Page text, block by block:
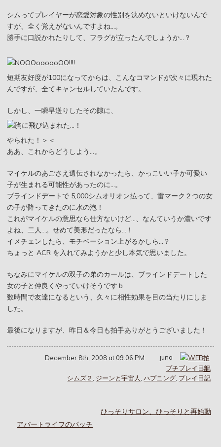
シムってプレイヤーが恋愛対象の性別を決めないといけないんで
すが、全く覚えがないんですよね…。
勝手に口説かれたりして、フラグが立ったんでしょうか…？
短期友好度が100になってからは、こんなコマンドが次々に現れた
んですが、全てキャンセルしていたんです。
しかし、一瞬早送りしたその隙に、
やられた！＞＜
ああ、これからどうしよう…。
マイケルのあごさえ遺伝されなかったら、かっこいい子か可愛い
子が生まれる可能性があったのに…。
ブラインドデートで 5,000シムオリオン払って、雷マーク２つの女
の子が降ってきたのに水の泡！
これがマイケルの意思なら仕方ないけど…、なんていうか濃いです
よね、二人…。せめて美形だったなら…！
イメチェンしたら、モチベーション上がるかしら…？
ちょっと ACR を入れてみようかと少し本気で思いました。
ちなみにマイケルの双子の弟のカールは、ブラインドデートした
女の子と仲良くやっていけそうですｂ
数時間で友達になるという、久々に相性効果を目の当たりにしま
した。
最後になりますが、昨日＆今日も拍手ありがとうございました！
December 8th, 2008 at 09:06 PM
juna
プチプレイ日記
シムズ２ , ジーンと宇宙人,ハプニング, プレイ日記
ひっそりサロン、ひっそりと再始動
アパートライフのパッチ